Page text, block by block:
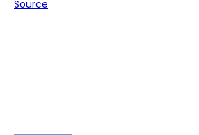
Source